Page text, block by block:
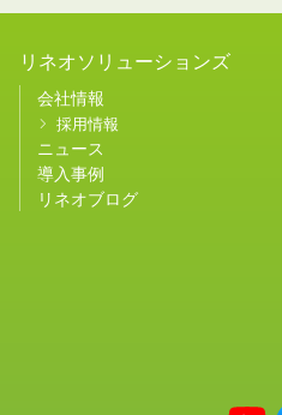
リネオソリューションズ
会社情報
採用情報
ニュース
導入事例
リネオブログ